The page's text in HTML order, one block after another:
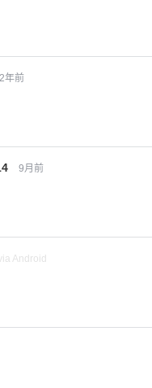
2年前
9月前
Android